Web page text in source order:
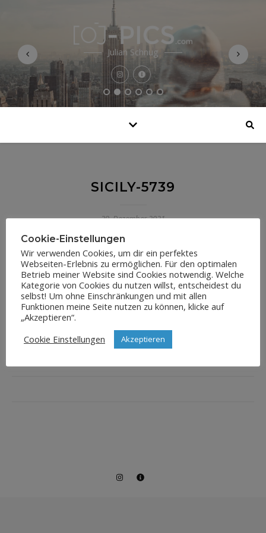
Julian Schnug
SICILY-5739
29. Dezember 2021
Cookie-Einstellungen
Wir verwenden Cookies, um dir ein perfektes
Webseiten-Erlebnis zu ermöglichen. Für den optimalen
Betrieb meiner Website sind Cookies notwendig. Welche
Kategorie von Cookies du nutzen willst, entscheidest du
selbst! Um ohne Einschränkungen und mit allen
Funktionen meine Seite nutzen zu können, klicke auf
„Akzeptieren“.
Cookie Einstellungen
Akzeptieren